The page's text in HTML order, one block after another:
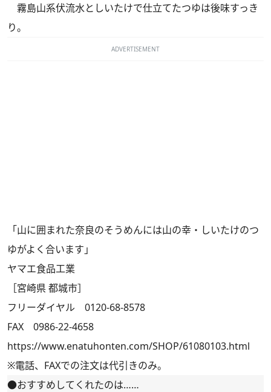
霧島山系伏流水としいたけで仕立てたつゆは後味すっき
り。
ADVERTISEMENT
「山に囲まれた奈良のそうめんには山の幸・しいたけのつ
ゆがよく合います」
ヤマエ食品工業
［宮崎県 都城市］
フリーダイヤル 0120-68-8578
FAX 0986-22-4658
https://www.enatuhonten.com/SHOP/61080103.html
※電話、FAXでの注文は代引きのみ。
●おすすめしてくれたのは……